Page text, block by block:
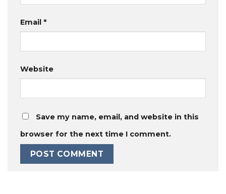
Email *
Website
Save my name, email, and website in this
browser for the next time I comment.